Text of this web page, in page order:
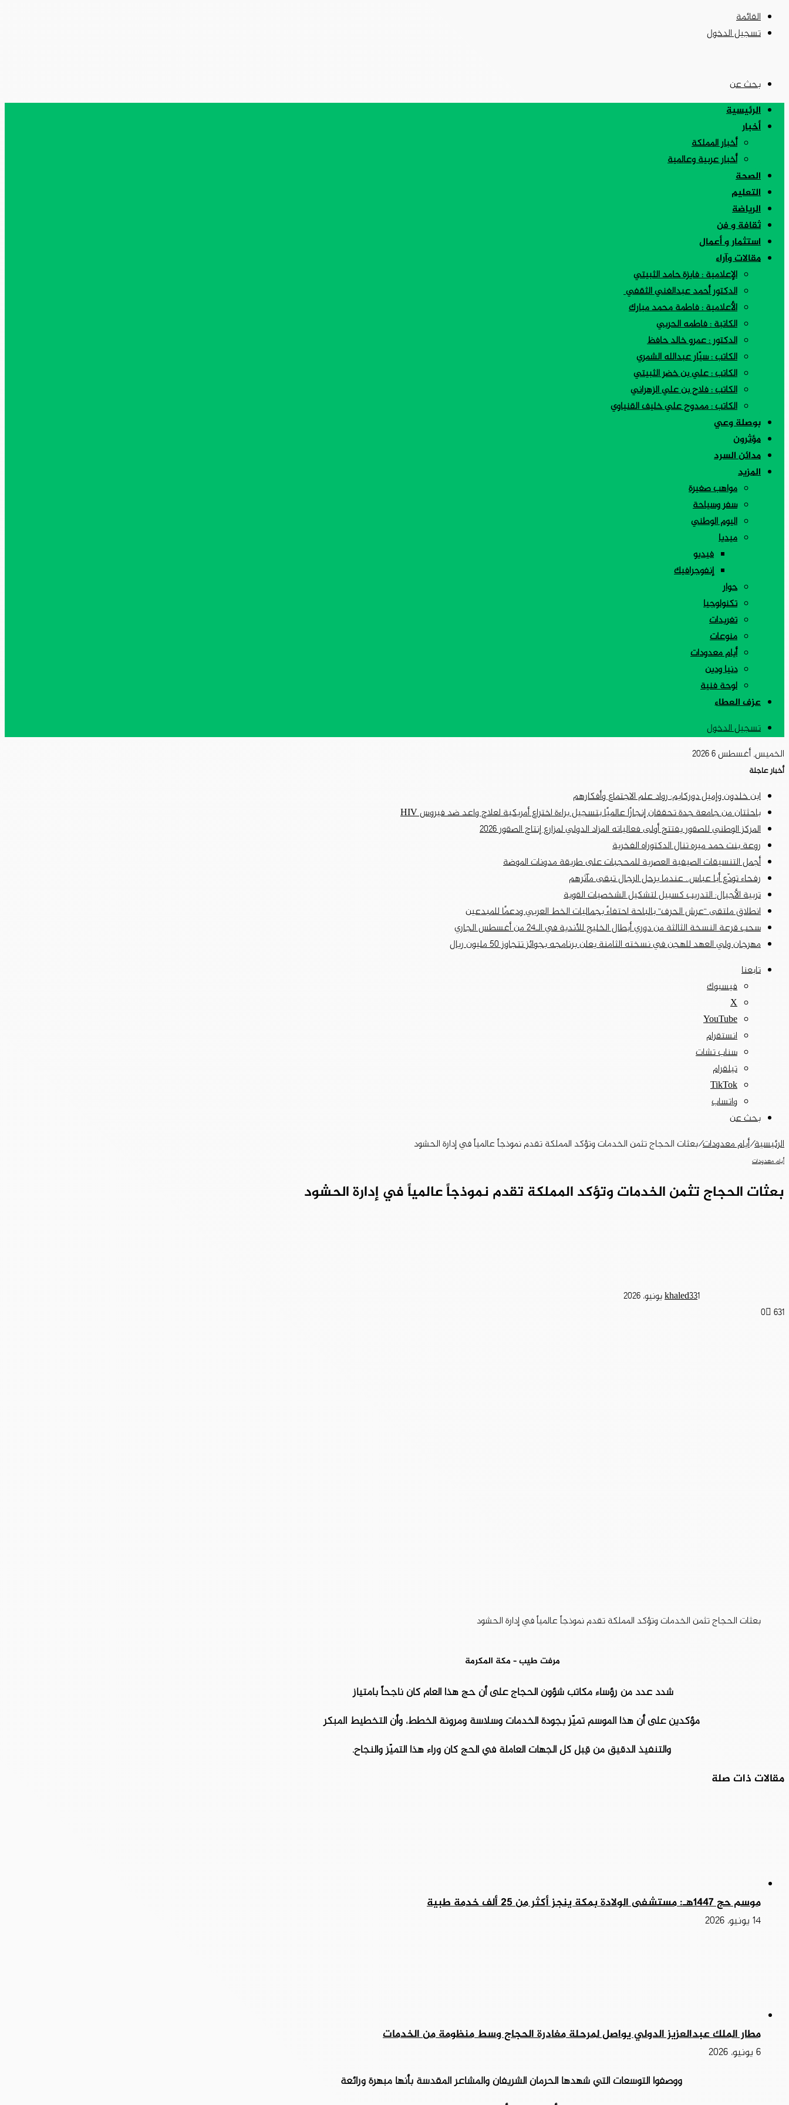
القائمة
تسجيل الدخول
بحث عن
الرئيسية
أخبار
أخبار المملكة
أخبار عربية وعالمية
الصحة
التعليم
الرياضة
ثقافة و فن
استثمار و أعمال
مقالات وآراء
الإعلامية : فايزة حامد الثبيتي
الدكتور أحمد عبدالغني الثقفي
الأعلامية : فاطمة محمد مبارك
الكاتبة : فاطمه الحربي
الدكتور : عمرو خالد حافظ
الكاتب : سيّار عبدالله الشمري
الكاتب : علي بن خضر الثبيتي
الكاتب : فلاح بن علي الزهراني
الكاتب : ممدوح علي خليف القنياوي
بوصلة وعي
مؤثرون
مدائن السرد
المزيد
مواهب صغيرة
سفر وسياحة
اليوم الوطني
ميديا
فيديو
إنفوجرافيك
حوار
تكنولوجيا
تغريدات
منوعات
أيام معدودات
دنيا ودين
لوحة فنية
عزف العطاء
تسجيل الدخول
الخميس, أغسطس 6 2026
أخبار عاجلة
ابن خلدون وإميل دوركايم: رواد علم الاجتماع وأفكارهم
باحثتان من جامعة جدة تحققان إنجازًا عالميًا بتسجيل براءة اختراع أمريكية لعلاج واعد ضد فيروس HIV
المركز الوطني للصقور يفتتح أولى فعالياته المزاد الدولي لمزارع إنتاج الصقور 2026
روعة بنت حمد ميره تنال الدكتوراه الفخرية
أجمل التنسيقات الصيفية العصرية للمحجبات على طريقة مدونات الموضة
رفحاء تودّع أبا عباس.. عندما يرحل الرجال تبقى مآثرهم
تربية الأجيال: التدريب كسبيل لتشكيل الشخصيات القوية
انطلاق ملتقى “عرش الحرف” بالباحة احتفاءً بجماليات الخط العربي ودعمًا للمبدعين
سحب قرعة النسخة الثالثة من دوري أبطال الخليج للأندية في الـ24 من أغسطس الجاري
مهرجان ولي العهد للهجن في نسخته الثامنة يعلن برنامجه بجوائز تتجاوز 50 مليون ريال
تابعنا
فيسبوك
‫X
‫YouTube
انستقرام
سناب تشات
تيلقرام
‫TikTok
واتساب
بحث عن
الرئيسية/أيام معدودات/بعثات الحجاج تثمن الخدمات وتؤكد المملكة تقدم نموذجاً عالمياً في إدارة الحشود
أيام معدودات
بعثات الحجاج تثمن الخدمات وتؤكد المملكة تقدم نموذجاً عالمياً في إدارة الحشود
khaled331 يونيو، 2026
0 631
بعثات الحجاج تثمن الخدمات وتؤكد المملكة تقدم نموذجاً عالمياً في إدارة الحشود
مرفت طيب – مكة المكرمة
شدد عدد من رؤساء مكاتب شؤون الحجاج على أن حج هذا العام كان ناجحاً بامتياز
مؤكدين على أن هذا الموسم تميّز بجودة الخدمات وسلاسة ومرونة الخطط، وأن التخطيط المبكر
والتنفيذ الدقيق من قِبل كل الجهات العاملة في الحج كان وراء هذا التميّز والنجاح.
مقالات ذات صلة
موسم حج 1447هـ: مستشفى الولادة بمكة ينجز أكثر من 25 ألف خدمة طبية
14 يونيو، 2026
مطار الملك عبدالعزيز الدولي يواصل لمرحلة مغادرة الحجاج وسط منظومة من الخدمات
6 يونيو، 2026
ووصفوا التوسعات التي شهدها الحرمان الشريفان والمشاعر المقدسة بأنها مبهرة ورائعة